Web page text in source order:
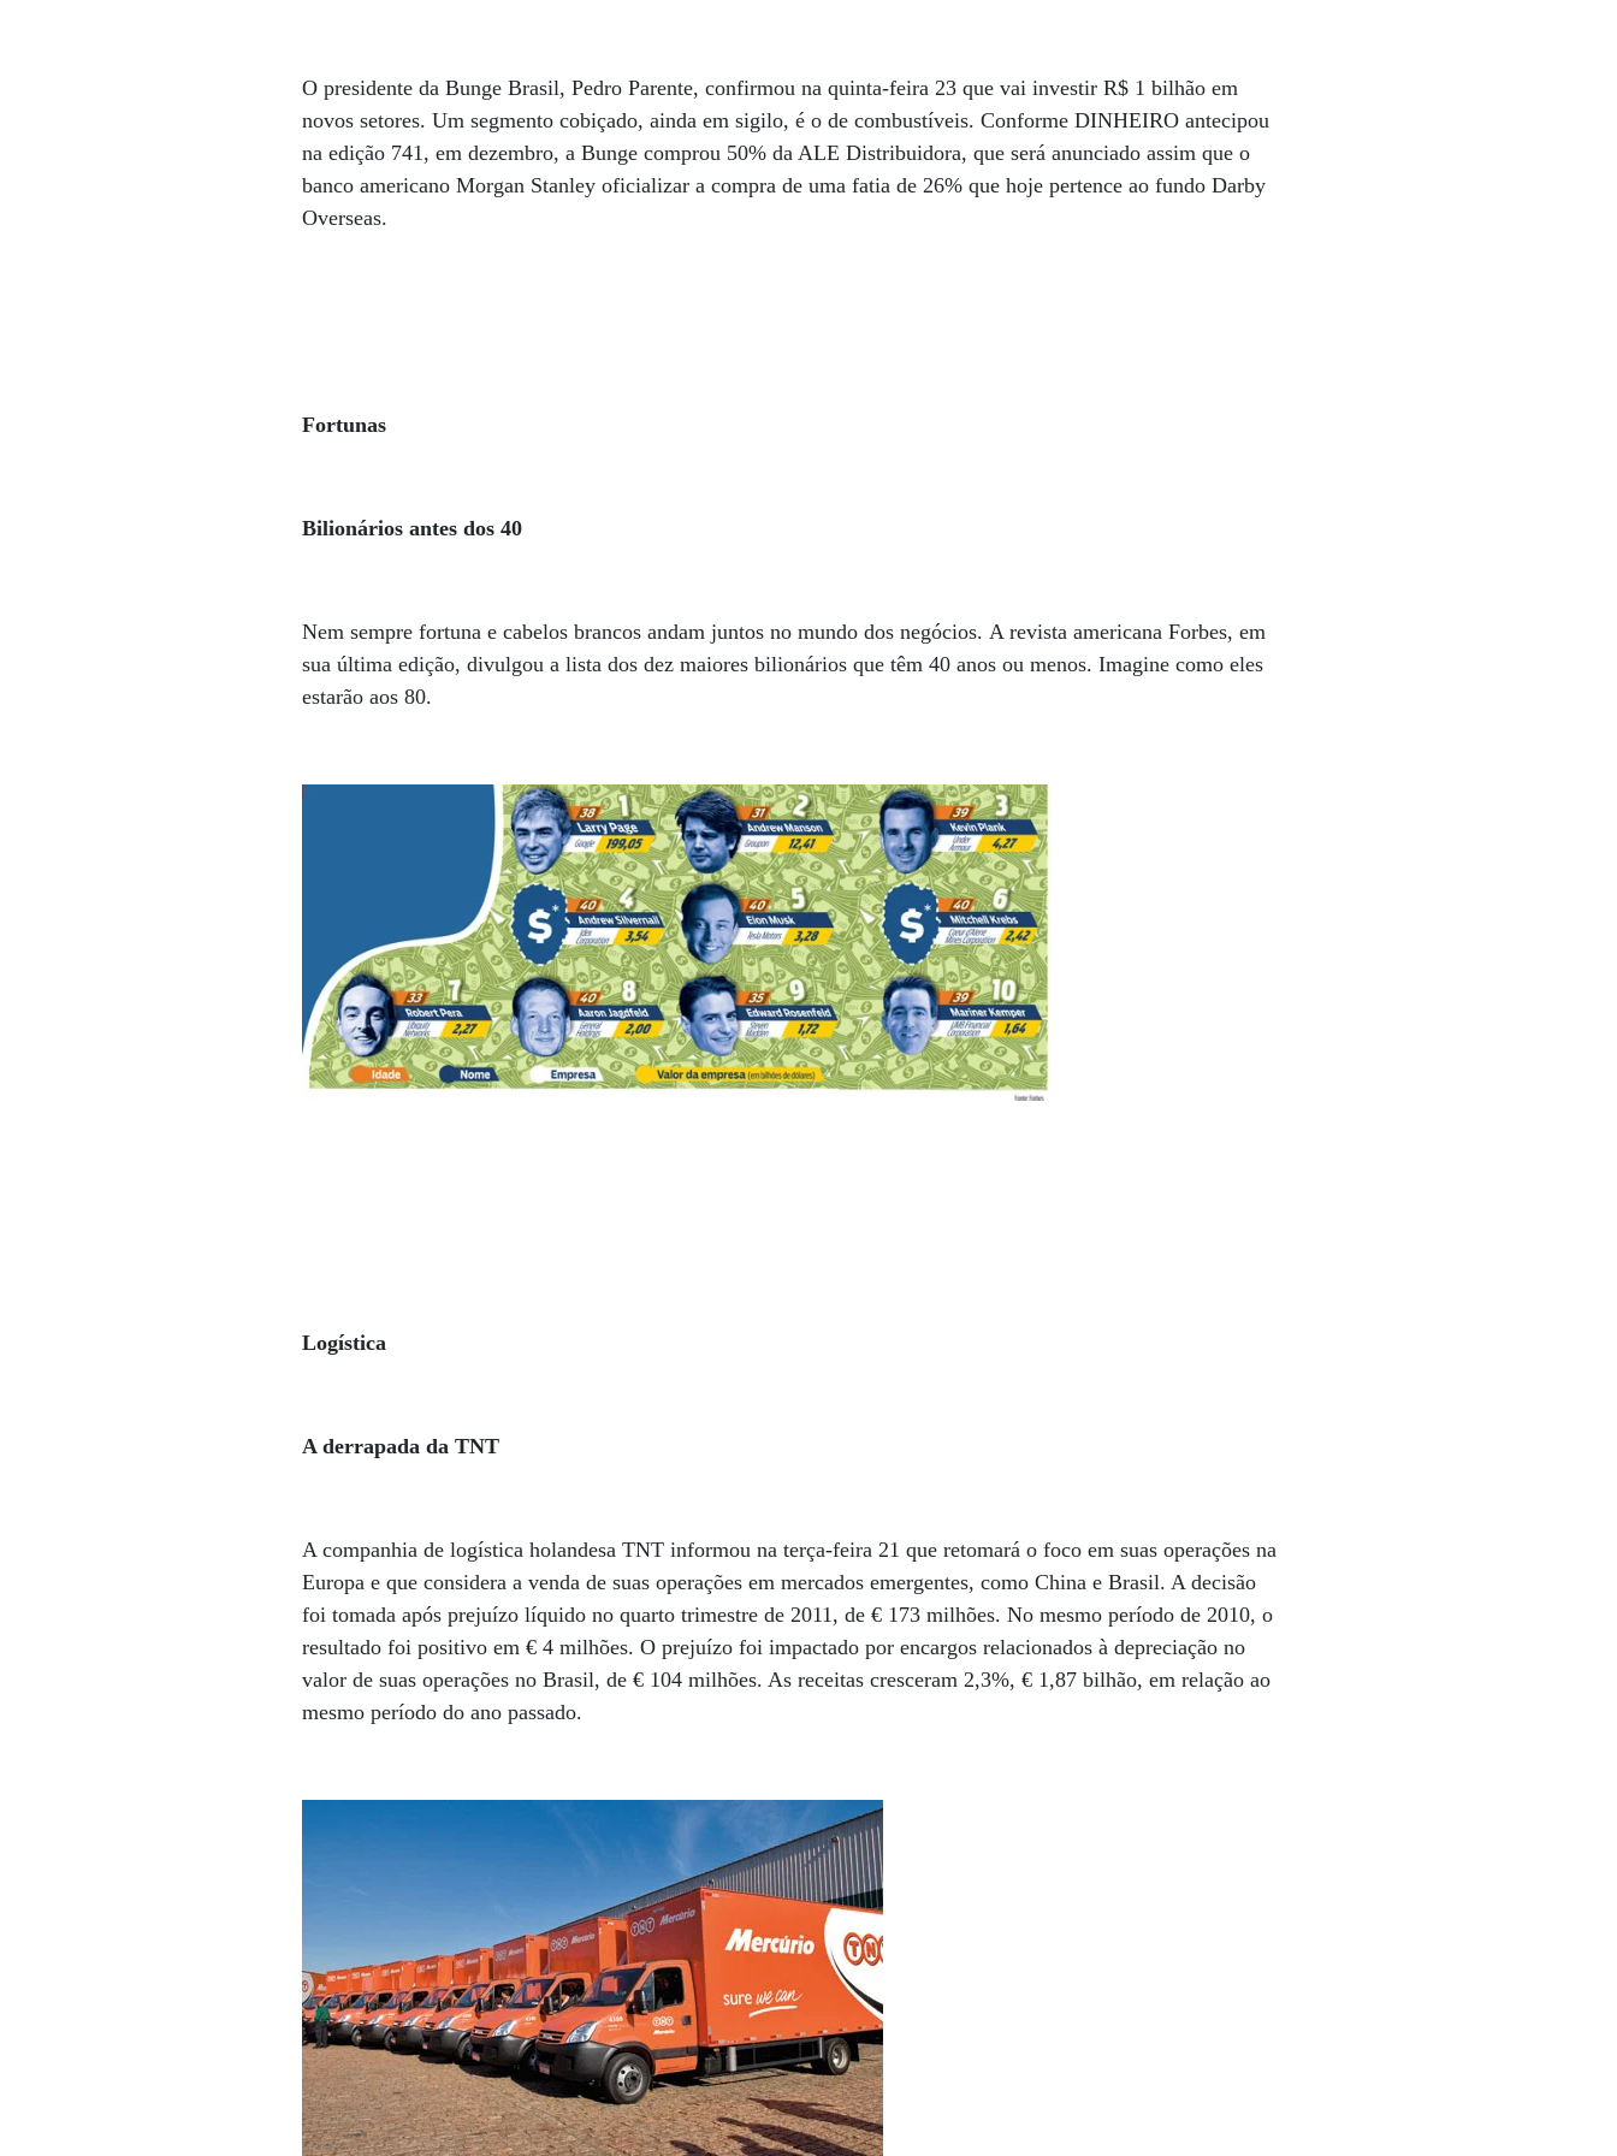
O presidente da Bunge Brasil, Pedro Parente, confirmou na quinta-feira 23 que vai investir R$ 1 bilhão em
novos setores. Um segmento cobiçado, ainda em sigilo, é o de combustíveis. Conforme DINHEIRO antecipou
na edição 741, em dezembro, a Bunge comprou 50% da ALE Distribuidora, que será anunciado assim que o
banco americano Morgan Stanley oficializar a compra de uma fatia de 26% que hoje pertence ao fundo Darby
Overseas.
Fortunas
Bilionários antes dos 40
Nem sempre fortuna e cabelos brancos andam juntos no mundo dos negócios. A revista americana Forbes, em
sua última edição, divulgou a lista dos dez maiores bilionários que têm 40 anos ou menos. Imagine como eles
estarão aos 80.
Logística
A derrapada da TNT
A companhia de logística holandesa TNT informou na terça-feira 21 que retomará o foco em suas operações na
Europa e que considera a venda de suas operações em mercados emergentes, como China e Brasil. A decisão
foi tomada após prejuízo líquido no quarto trimestre de 2011, de € 173 milhões. No mesmo período de 2010, o
resultado foi positivo em € 4 milhões. O prejuízo foi impactado por encargos relacionados à depreciação no
valor de suas operações no Brasil, de € 104 milhões. As receitas cresceram 2,3%, € 1,87 bilhão, em relação ao
mesmo período do ano passado.